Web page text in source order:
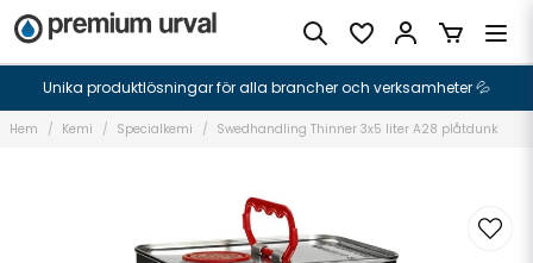
Unika produktlösningar för alla brancher och verksamheter 💦
Hem Kemi Specialkemi Swedhandling Thinner 3x5 liter A28 plåtdunk